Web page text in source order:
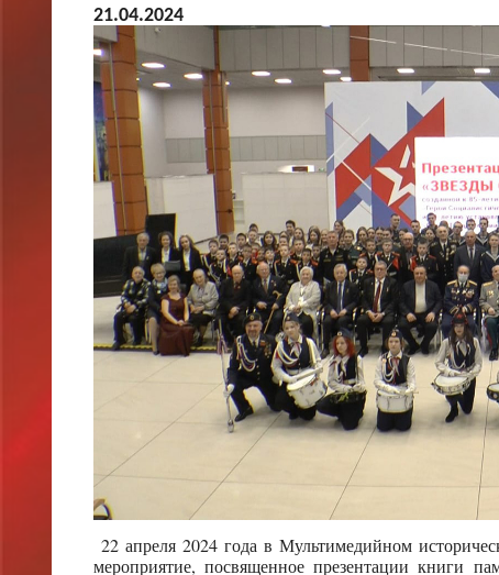
21.04.2024
22 апреля 2024 года в Мультимедийном
мероприятие, посвященное презентации книги